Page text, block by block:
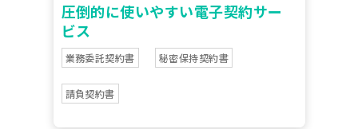
圧倒的に使いやすい電子契約サー
ビス
業務委託契約書 秘密保持契約書
請負契約書